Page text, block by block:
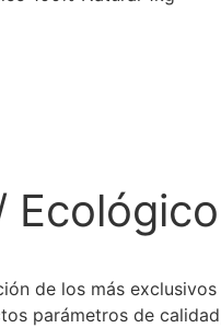
de los más
parámetros de